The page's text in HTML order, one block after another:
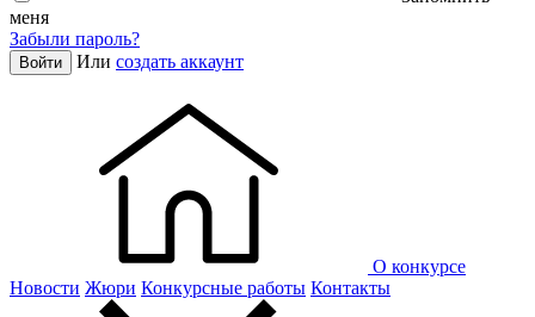
меня
Забыли пароль?
Войти Или создать аккаунт
О конкурсе
Новости Жюри Конкурсные работы Контакты